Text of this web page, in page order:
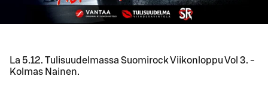
La 5.12. Tulisuudelmassa Suomirock Viikonloppu Vol 3. -
Kolmas Nainen.